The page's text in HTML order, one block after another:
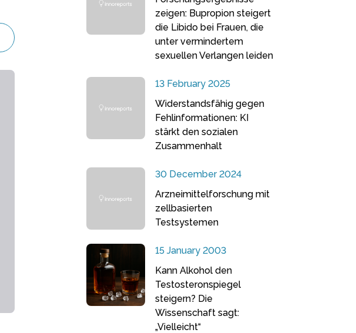
zeigen: Bupropion steigert
die Libido bei Frauen, die
unter vermindertem
sexuellen Verlangen leiden
13 February 2025
Widerstandsfähig gegen
Fehlinformationen: KI
stärkt den sozialen
Zusammenhalt
30 December 2024
Arzneimittelforschung mit
zellbasierten
Testsystemen
15 January 2003
Kann Alkohol den
Testosteronspiegel
steigern? Die
Wissenschaft sagt:
„Vielleicht“